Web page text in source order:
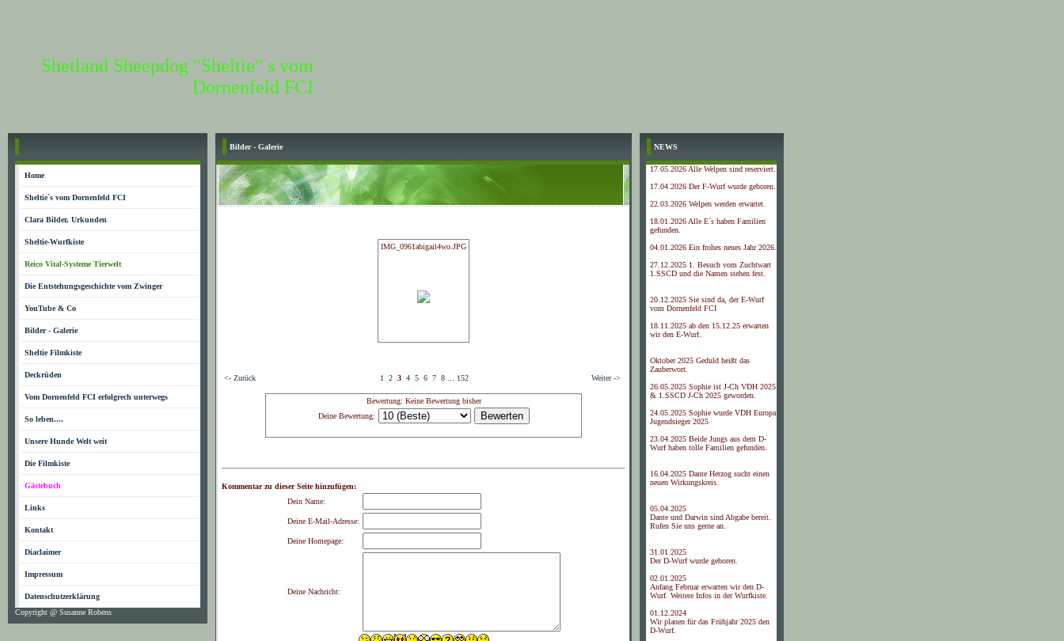
Shetland Sheepdog "Sheltie" s vom
Dornenfeld FCI
Home
Sheltie`s vom Dornenfeld FCI
Clara Bilder, Urkunden
Sheltie-Wurfkiste
Reico Vital-Systeme Tierwelt
Die Entstehungsgeschichte vom Zwinger
YouTube & Co
Bilder - Galerie
Sheltie Filmkiste
Deckrüden
Vom Dornenfeld FCI erfolgrech unterwegs
So leben....
Unsere Hunde Welt weit
Die Filmkiste
Gästebuch
Links
Kontakt
Diaclaimer
Impressum
Datenschutzerklärung
Copyright @ Susanne Robens
Bilder - Galerie
IMG_0961abigail4wo.JPG
<- Zurück 1 2 3 4 5 6 7 8 152 Weiter ->
Bewertung: Keine Bewertung bisher
Deine Bewertung:
Kommentar zu dieser Seite hinzufügen:
Dein Name:
Deine E-Mail-Adresse:
Deine Homepage:
Deine Nachricht:
NEWS
17.05.2026 Alle Welpen sind reserviert.
17.04.2026 Der F-Wurf wurde geboren.
22.03.2026 Welpen werden erwartet.
18.01.2026 Alle E´s haben Familien
gefunden.
04.01.2026 Ein frohes neues Jahr 2026.
27.12.2025 1. Besuch vom Zuchtwart
1.SSCD und die Namen stehen fest.
20.12.2025 Sie sind da, der E-Wurf
vom Dornenfeld FCI
18.11.2025 ab den 15.12.25 erwarten
wir den E-Wurf.
Oktober 2025 Geduld heißt das
Zauberwort.
26.05.2025 Sophie ist J-Ch VDH 2025
& 1.SSCD J-Ch 2025 geworden.
24.05.2025 Sophie wurde VDH Europa
Jugendsieger 2025
23.04.2025 Beide Jungs aus dem D-
Wurf haben tolle Familien gefunden.
16.04.2025 Dante Herzog sucht einen
neuen Wirkungskreis.
05.04.2025
Dante und Darwin sind Abgabe bereit.
Rufen Sie uns gerne an.
31.01.2025
Der D-Wurf wurde geboren.
02.01.2025
Anfang Februar erwarten wir den D-
Wurf. Weitere Infos in der Wurfkiste.
01.12.2024
Wir planen für das Frühjahr 2025 den
D-Wurf.